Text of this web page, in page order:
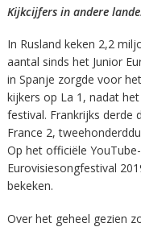
Kijkcijfers in andere
In Rusland keken 2,2
aantal sinds het Junior
in Spanje zorgde voor
kijkers op La 1, nadat
festival. Frankrijks derde
France 2,
Op het officiële
Eurovisiesongfestival
bekeken.
Over het geheel gezien